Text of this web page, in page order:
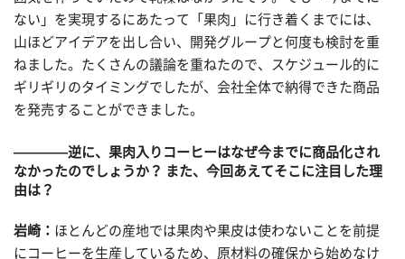
ない」を実現するにあたって「果肉」に行き着くまでには、
山ほどアイデアを出し合い、開発グループと何度も検討を重
ねました。たくさんの議論を重ねたので、スケジュール的に
ギリギリのタイミングでしたが、会社全体で納得できた商品
を発売することができました。
————逆に、果肉入りコーヒーはなぜ今までに商品化され
なかったのでしょうか？ また、今回あえてそこに注目した理
由は？
岩崎： ほとんどの産地では果肉や果皮は使わないことを前提
にコーヒーを生産しているため、原材料の確保から始めなけ